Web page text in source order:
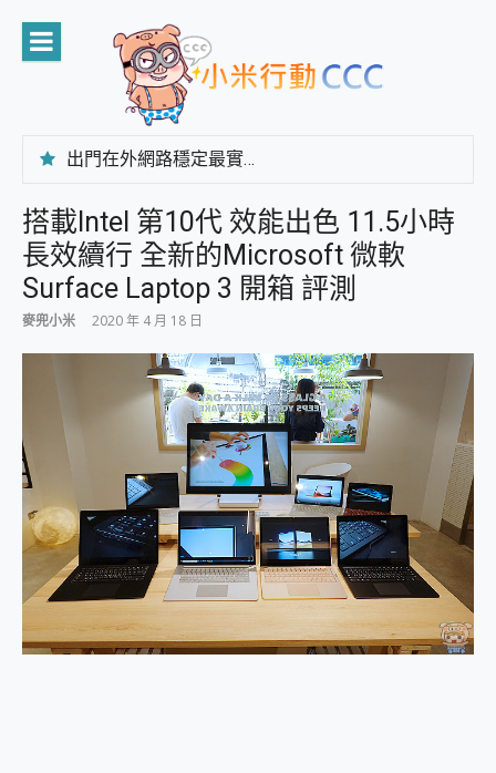
content
出門在外網路穩定最實在 「台灣大哥大」榮獲 4G/5G 在線率全球 NO.3 全台第一與全台六冠王實測心得，走到哪順到哪！
CP 值天花板~ Bongcom BS5 足球君開箱~ 短焦投影機 3千元就能擁有！ 折扣碼在這～
專為 PC上的 XBOX和掌機設計的 FireCuda X1070 SSD 固態硬碟開箱 評測
台灣製攝影機在這裡，100%全無線設計 SpotCam Solo Eco 太陽能防水雲端攝影機 SpotCam Solo 3 2.5K高畫質戶外攝影機 開箱 評測
電力超超超持久 MSI 微星 Prestige 14 AI+ D3MG-031TW 14吋 開箱評價，AI輕薄商務筆電 Copilot+ PC
超懂拍、耐用 AI 街拍機~ realme 16 Pro 開箱評價~ 2 億畫素 LumaColor 影像、持久續航與 IP69K 高防護
AI 支付 一錶搞定大小事 Xiaomi Watch 5 開箱 評測
超驚艷 讓人一眼就愛上 LENOVO 聯想 Yoga Book 9 14吋 AI輕薄筆電 開箱 評測
美到讓人超想擁有 moto pad 60 系列 與 Moto | Swarovski razr 60 冰藍限定版本 開箱 評測
好用的 EaseUS Partition Master 讓您輕鬆的移除與格式化有防寫保護的隨身碟或SD卡
一鍵修復模糊影片、舊照的 AI 好幫手! VideoProc Converter AI 新版全解析 × 年末優惠，一篇全看懂
小朋友才做選擇 投影機 RGB藍牙音響 氛圍情境燈 我通通都要！ Starfish 2 幻彩膠囊投影機｜結合「 智慧投影 & 煥彩流動 」的沈浸式生活新體驗
外型超吸晴~ 給您絕佳操控體驗 GravaStar Mercury K1 系列 異星機械鍵盤與 Mercury X 系列 輕量無線電競滑鼠 開箱 評測
開箱~變身「蜘蛛人」椅子軍師！MSI MPG 491CQP QD-OLED 超寬曲面電競螢幕，多工辦公、爽度滿滿的終極桌面體驗
iPhone 17 系列 有認證的防護來囉！ imos 首家導入 UL MCV 行銷宣告驗證的手機配件品牌
DJI Osmo Pocket 3 爽爽帶回家 歡慶 EaseUS 21 週年到來，「Slogan 海報徵稿活動」好康大放送
小巧好吸不擋鏡頭 有Qi2認證的 ONPRO MagReact MXs2 5000mAh薄型磁吸無線急速行動電源 開箱 評測
寶可夢飛人外掛iToolab AnyGo全新升級，GO Fest 五折優惠嗨翻天！支援 iOS/Android！
搭載Intel 第10代 效能出色 11.5小時
長效續行 全新的Microsoft 微軟
Surface Laptop 3 開箱 評測
麥兜小米 2020 年 4 月 18 日